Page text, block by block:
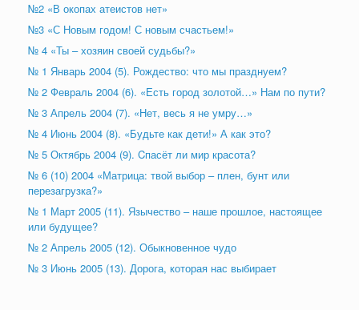
№2 «В окопах атеистов нет»
№3 «С Новым годом! С новым счастьем!»
№ 4 «Ты – хозяин своей судьбы?»
№ 1 Январь 2004 (5). Рождество: что мы празднуем?
№ 2 Февраль 2004 (6). «Есть город золотой…» Нам по пути?
№ 3 Апрель 2004 (7). «Нет, весь я не умру…»
№ 4 Июнь 2004 (8). «Будьте как дети!» А как это?
№ 5 Октябрь 2004 (9). Cпасёт ли мир красота?
№ 6 (10) 2004 «Матрица: твой выбор – плен, бунт или
перезагрузка?»
№ 1 Март 2005 (11). Язычество – наше прошлое, настоящее
или будущее?
№ 2 Апрель 2005 (12). Обыкновенное чудо
№ 3 Июнь 2005 (13). Дорога, которая нас выбирает